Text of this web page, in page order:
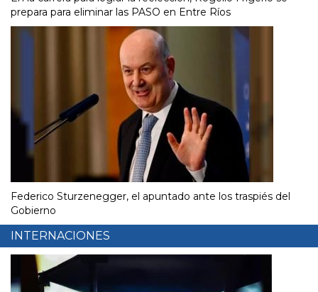
prepara para eliminar las PASO en Entre Ríos
Federico Sturzenegger, el apuntado ante los traspiés del
Gobierno
INTERNACIONES